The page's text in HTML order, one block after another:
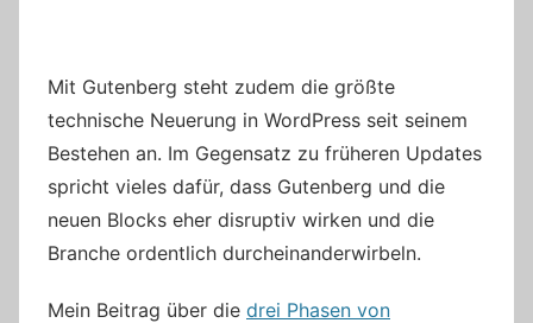
Mit Gutenberg steht zudem die größte
technische Neuerung in WordPress seit seinem
Bestehen an. Im Gegensatz zu früheren Updates
spricht vieles dafür, dass Gutenberg und die
neuen Blocks eher disruptiv wirken und die
Branche ordentlich durcheinanderwirbeln.
Mein Beitrag über die drei Phasen von